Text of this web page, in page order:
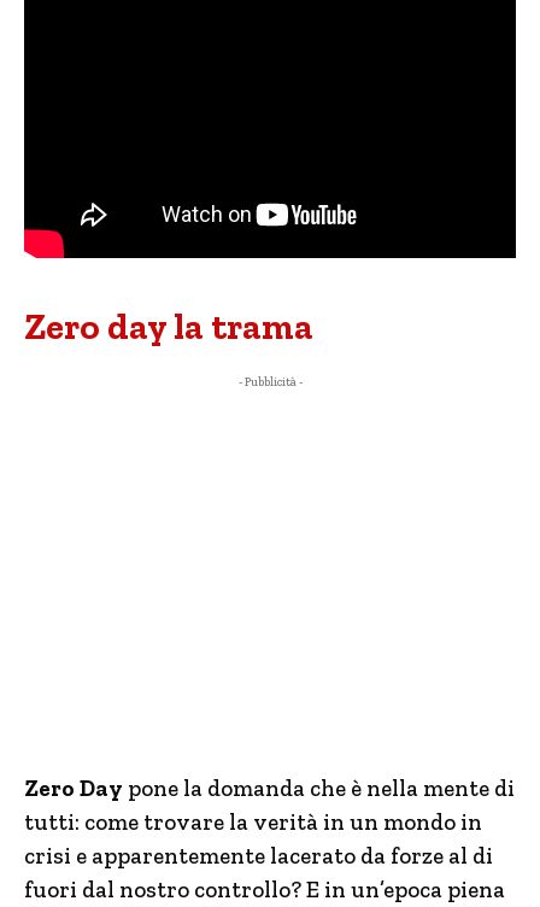
Zero day la trama
- Pubblicità -
Zero Day pone la domanda che è nella mente di
tutti: come trovare la verità in un mondo in
crisi e apparentemente lacerato da forze al di
fuori dal nostro controllo? E in un’epoca piena